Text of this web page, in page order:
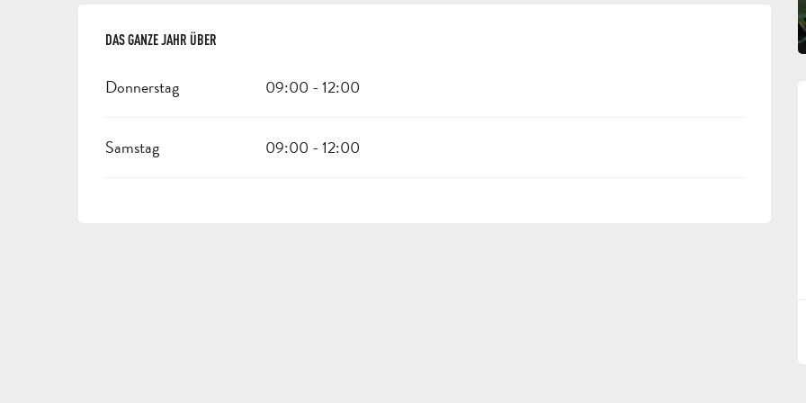
DAS GANZE JAHR ÜBER
DAS GANZE JAHR ÜBER
Donnerstag 09:00 - 12:00
Samstag 09:00 - 12:00